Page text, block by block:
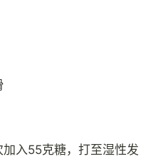
入55克糖，打至湿性发